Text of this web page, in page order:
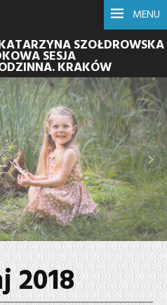
MENU
SZOŁDROWSKA
SESJA
KRAKÓW
2018